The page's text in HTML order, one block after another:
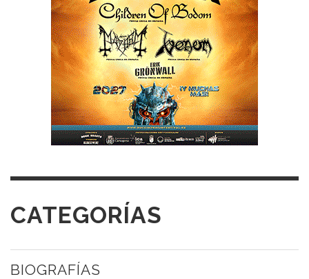
CATEGORÍAS
BIOGRAFÍAS